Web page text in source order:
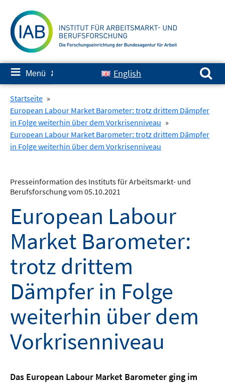
zum
Inhalt
≡ Menü ✘ English
Suchen nach:
Startseite »
European Labour Market Barometer: trotz drittem Dämpfer
in Folge weiterhin über dem Vorkrisenniveau »
European Labour Market Barometer: trotz drittem Dämpfer
in Folge weiterhin über dem Vorkrisenniveau
Presseinformation des Instituts für Arbeitsmarkt- und
Berufsforschung vom 05.10.2021
European Labour
Market Barometer:
trotz drittem
Dämpfer in Folge
weiterhin über dem
Vorkrisenniveau
Das European Labour Market Barometer ging im